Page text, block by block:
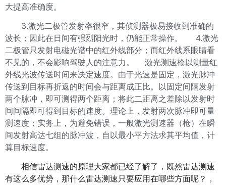
大提高准确度。
3.激光二极管发射率很窄，其侦测器极易接收到准确的
波长；因此在日间有强烈阳光时，仍能正常操作。 4.激光
二极管只发射电磁光谱中的红外线部分；而红外线系眼睛看
不见的，不会影响驾驶人的注意力。 激光测速枪以测量红
外线光波传送时间来决定速度。由于光速是固定，激光脉冲
传送到目标再折返的时间会与距离成正比。以固定间隔发射
两个脉冲，即可测得两个距离；将此二距离之差除以发射时
间间隔即可得到目标的速度。理论上，发射两次脉冲即可量
测速度；实务上，为避免错误，一般激光测速器（枪）在瞬
间发射高达七组的脉冲波，自以最小平方法求其平均值，计
算目标速度。
相信雷达测速的原理大家都已经了解了，既然雷达测速
有这么多优势，那什么雷达测速只要应用在哪些方面呢？，